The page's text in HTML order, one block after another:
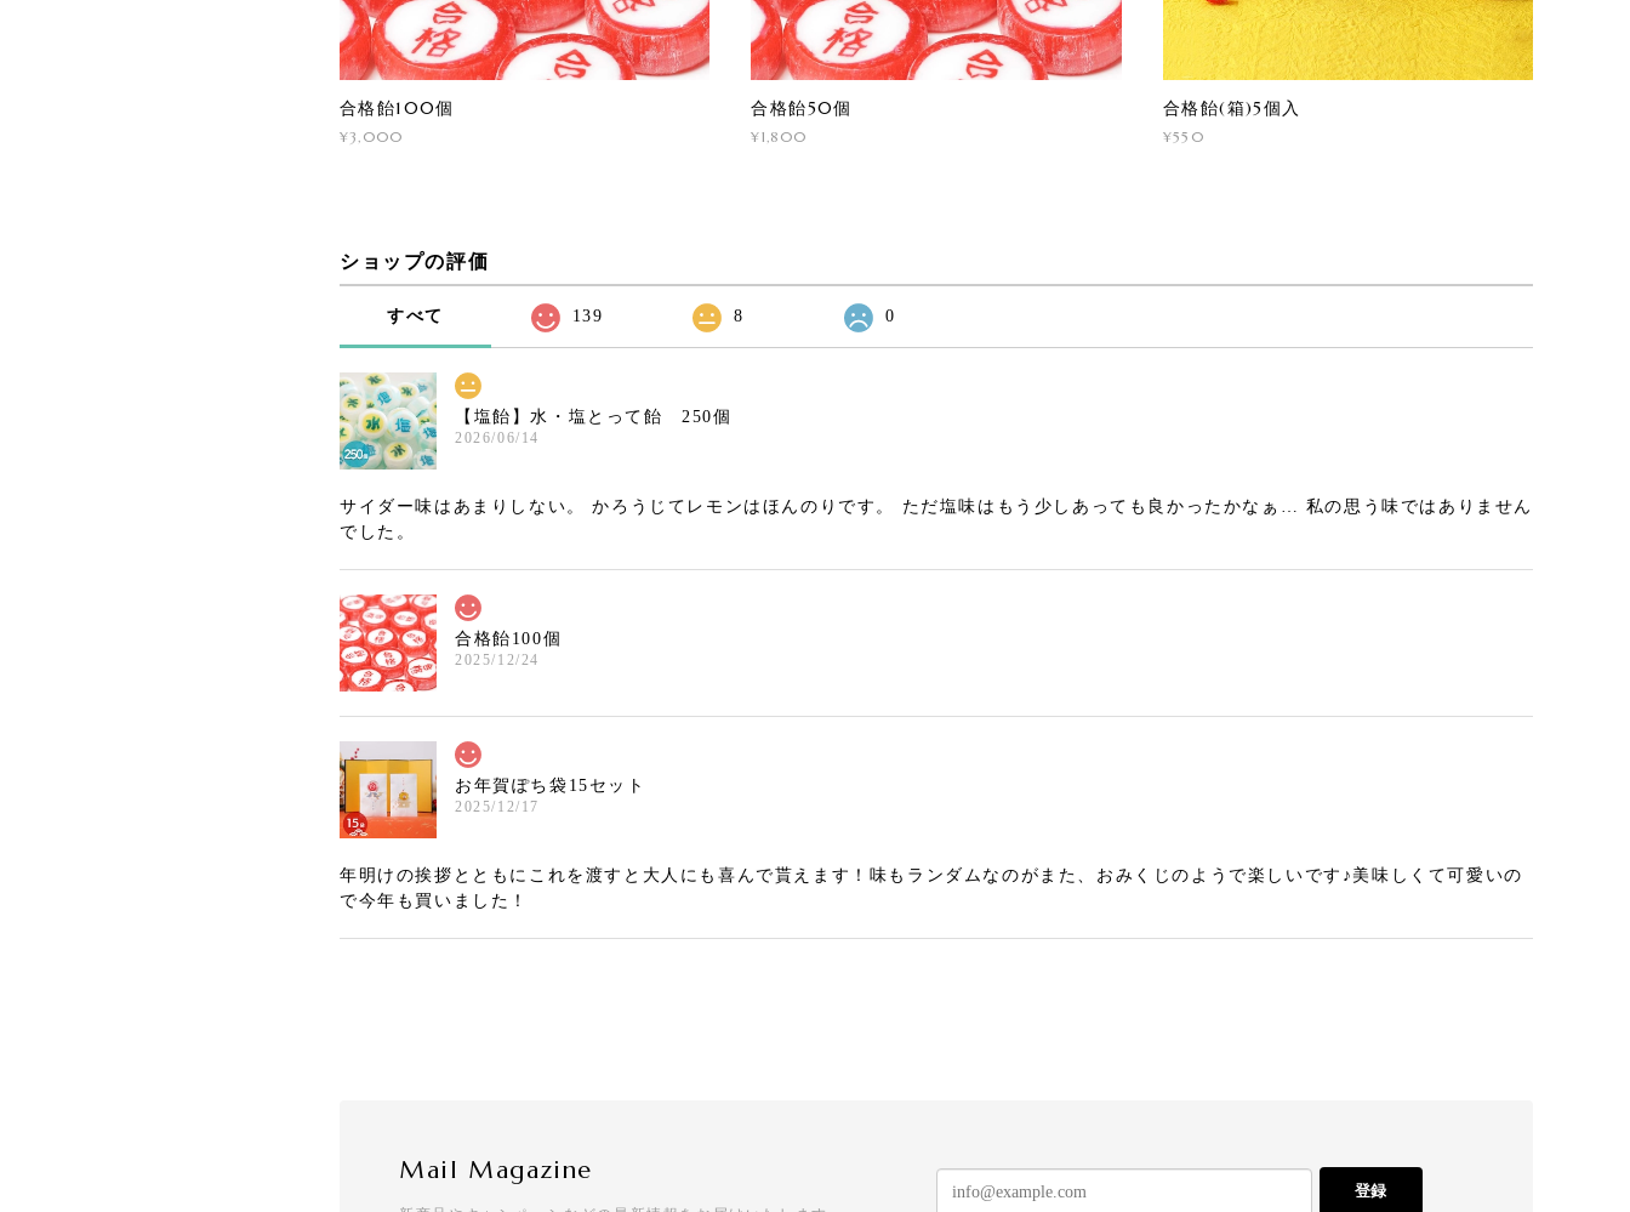
合格飴100個
¥3,000
合格飴50個
¥1,800
合格飴(箱)5個入
¥550
ショップの評価
すべて 139 8 0
【塩飴】水・塩とって飴 250個
2026/06/14
サイダー味はあまりしない。 かろうじてレモンはほんのりです。 ただ塩味はもう少しあっても良かったかなぁ… 私の思う味ではありません
でした。
合格飴100個
2025/12/24
お年賀ぽち袋15セット
2025/12/17
年明けの挨拶とともにこれを渡すと大人にも喜んで貰えます！味もランダムなのがまた、おみくじのようで楽しいです♪美味しくて可愛いの
で今年も買いました！
お年賀ぽち袋30セット
Mail Magazine
登録